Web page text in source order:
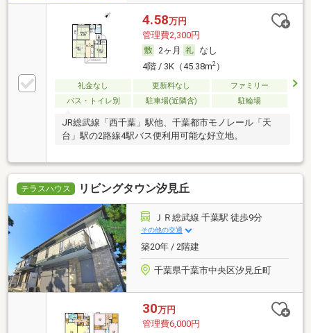
4.58万円
管理費2,300円
2ヶ月
なし
4階 / 3K（45.38m2）
礼金なし 更新料なし
ファミリー
バス・トイレ別
駐車場(近隣含) 駐輪場
JR総武線「西千葉」駅他、千葉都市モノレール「天
台」駅の2路線4駅バス便利用可能な好立地。
テラスハウス リビングタウン汐見丘
ＪＲ総武線 千葉駅 徒歩9分
その他の交通
築20年 / 2階建
千葉県千葉市中央区汐見丘町
30万円
管理費6,000円